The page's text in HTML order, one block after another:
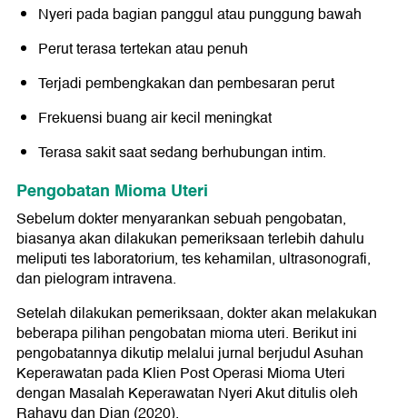
Nyeri pada bagian panggul atau punggung bawah
Perut terasa tertekan atau penuh
Terjadi pembengkakan dan pembesaran perut
Frekuensi buang air kecil meningkat
Terasa sakit saat sedang berhubungan intim.
Pengobatan Mioma Uteri
Sebelum dokter menyarankan sebuah pengobatan,
biasanya akan dilakukan pemeriksaan terlebih dahulu
meliputi tes laboratorium, tes kehamilan, ultrasonografi,
dan pielogram intravena.
Setelah dilakukan pemeriksaan, dokter akan melakukan
beberapa pilihan pengobatan mioma uteri. Berikut ini
pengobatannya dikutip melalui jurnal berjudul Asuhan
Keperawatan pada Klien Post Operasi Mioma Uteri
dengan Masalah Keperawatan Nyeri Akut ditulis oleh